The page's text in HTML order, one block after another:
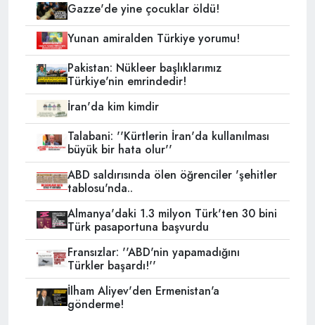
Gazze'de yine çocuklar öldü!
Yunan amiralden Türkiye yorumu!
Pakistan: Nükleer başlıklarımız
Türkiye'nin emrindedir!
İran'da kim kimdir
Talabani: ''Kürtlerin İran'da kullanılması
büyük bir hata olur''
ABD saldırısında ölen öğrenciler 'şehitler
tablosu'nda..
Almanya'daki 1.3 milyon Türk'ten 30 bini
Türk pasaportuna başvurdu
Fransızlar: ''ABD'nin yapamadığını
Türkler başardı!''
İlham Aliyev'den Ermenistan'a
gönderme!